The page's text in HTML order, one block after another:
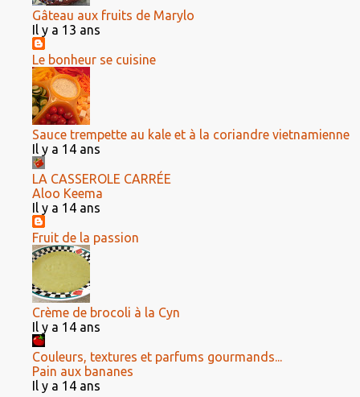
Gâteau aux fruits de Marylo
Il y a 13 ans
Le bonheur se cuisine
Sauce trempette au kale et à la coriandre vietnamienne
Il y a 14 ans
LA CASSEROLE CARRÉE
Aloo Keema
Il y a 14 ans
Fruit de la passion
Crème de brocoli à la Cyn
Il y a 14 ans
Couleurs, textures et parfums gourmands...
Pain aux bananes
Il y a 14 ans